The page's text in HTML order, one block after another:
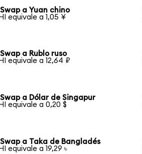
a Yuan chino
equivale a 1,05 ¥
a Rublo ruso
equivale a 12,64 ₽
a Dólar de Singapur
equivale a 0,20 $
a Taka de Bangladés
equivale a 19,29 ৳